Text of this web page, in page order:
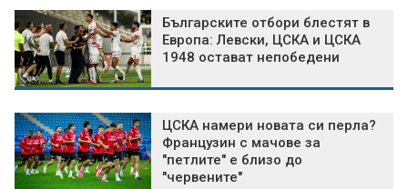
Българските отбори блестят в
Европа: Левски, ЦСКА и ЦСКА
1948 остават непобедени
ЦСКА намери новата си перла?
Французин с мачове за
"петлите" е близо до
"червените"